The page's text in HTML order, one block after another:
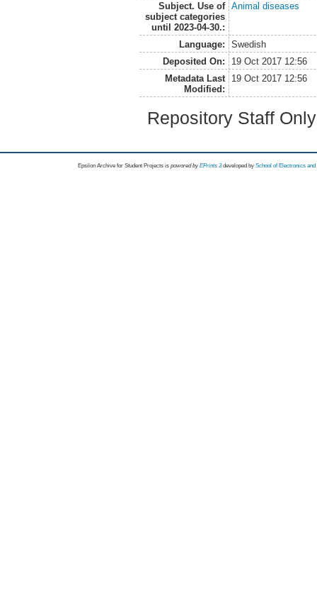
Subject. Use of
subject categories
until 2023-04-30.:
Animal diseases
Language:
Swedish
Deposited On:
19 Oct 2017 12:56
Metadata Last
Modified:
19 Oct 2017 12:56
Repository Staff
Epsilon Archive for Student Projects is powored byEPrints 3 developed by School of Electronics